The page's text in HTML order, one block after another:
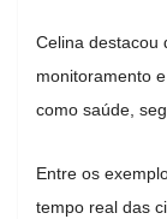
Celina destacou
monitoramento
como saúde,
Entre os
tempo real das